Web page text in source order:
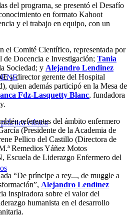
clínica
del programa, se presentó el Desafío
en formato Kahoot
y el trabajo en equipo, con un
el Comité Científico, representada por
de Docencia e Investigación; Tania
Sociedad; y Alejandro Lendinez
y director gerente del Hospital
quien además participó en la Mesa de
Fdz-Lasquetty Blanc, fundadora
referentes del ámbito enfermero
(Presidente de la Academia de
Pellico del Castillo (Directora de
Remedios Yáñez Motos
Escuela de Liderazgo Enfermero del
“De príncipe a rey..., de muggle a
Alejandro Lendínez
inspiradora sobre el valor del
humanista en el desarrollo